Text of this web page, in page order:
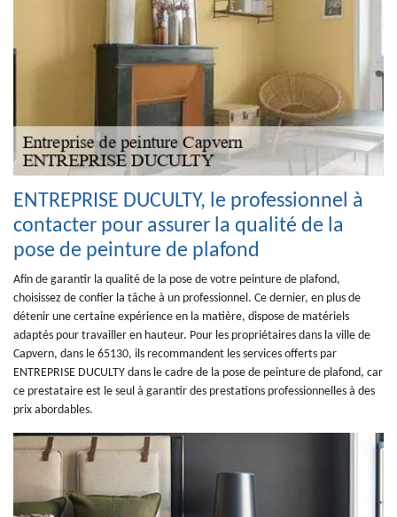
ENTREPRISE DUCULTY, le professionnel à
contacter pour assurer la qualité de la
pose de peinture de plafond
Afin de garantir la qualité de la pose de votre peinture de plafond,
choisissez de confier la tâche à un professionnel. Ce dernier, en plus de
détenir une certaine expérience en la matière, dispose de matériels
adaptés pour travailler en hauteur. Pour les propriétaires dans la ville de
Capvern, dans le 65130, ils recommandent les services offerts par
ENTREPRISE DUCULTY dans le cadre de la pose de peinture de plafond, car
ce prestataire est le seul à garantir des prestations professionnelles à des
prix abordables.